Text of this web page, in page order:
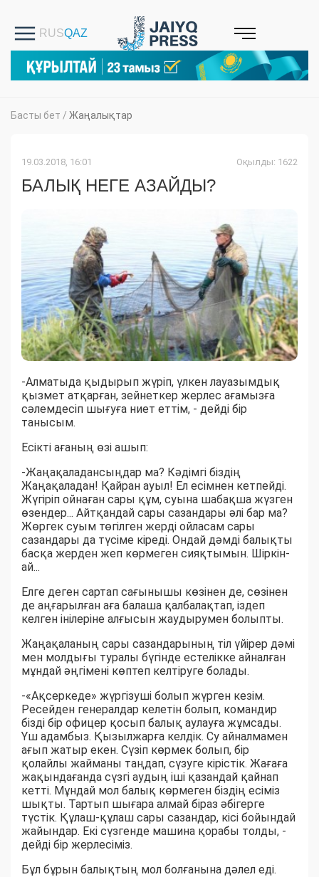
Басты бет / Жаңалықтар
19.03.2018, 16:01 Оқылды: 1622
БАЛЫҚ НЕГЕ АЗАЙДЫ?
-Алматыда қыдырып жүріп, үлкен лауазымдық
қызмет атқарған, зейнеткер жерлес ағамызға
сәлемдесіп шығуға ниет еттім, - дейді бір
танысым.
Есікті ағаның өзі ашып:
-Жаңақаладансыңдар ма? Кәдімгі біздің
Жаңақаладан! Қайран ауыл! Ел есімнен кетпейді.
Жүгіріп ойнаған сары құм, суына шабақша жүзген
өзендер... Айтқандай сары сазандары әлі бар ма?
Жөргек суым төгілген жерді ойласам сары
сазандары да түсіме кіреді. Ондай дәмді балықты
басқа жерден жеп көрмеген сияқтымын. Шіркін-
ай...
Елге деген сартап сағынышы көзінен де, сөзінен
де аңғарылған аға балаша қалбалақтап, іздеп
келген інілеріне алғысын жаудырумен болыпты.
Жаңақаланың сары сазандарының тіл үйірер дәмі
мен молдығы туралы бүгінде естелікке айналған
мұндай әңгімені көптеп келтіруге болады.
-«Ақсеркеде» жүргізуші болып жүрген кезім.
Ресейден генералдар келетін болып, командир
бізді бір офицер қосып балық аулауға жұмсады.
Үш адамбыз. Қызылжарға келдік. Су айналмамен
ағып жатыр екен. Сүзіп көрмек болып, бір
қолайлы жайманы таңдап, сүзуге кірістік. Жағаға
жақындағанда сүзгі аудың іші қазандай қайнап
кетті. Мұндай мол балық көрмеген біздің есіміз
шықты. Тартып шығара алмай біраз әбігерге
түстік. Құлаш-құлаш сары сазандар, кісі бойындай
жайындар. Екі сүзгенде машина қорабы толды, -
дейді бір жерлесіміз.
Бұл бұрын балықтың мол болғанына дәлел еді.